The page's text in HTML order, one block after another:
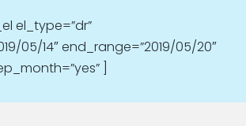
el_type=”dr”
05/14″ end_range=”2019/05/20″
]